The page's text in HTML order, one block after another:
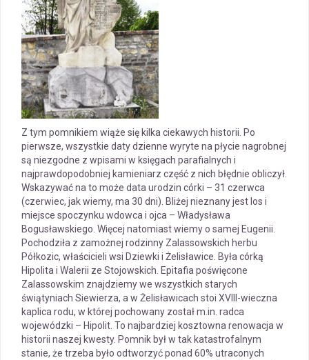
Z tym pomnikiem wiąże się kilka ciekawych historii. Po
pierwsze, wszystkie daty dzienne wyryte na płycie nagrobnej
są niezgodne z wpisami w księgach parafialnych i
najprawdopodobniej kamieniarz część z nich błędnie obliczył.
Wskazywać na to może data urodzin córki – 31 czerwca
(czerwiec, jak wiemy, ma 30 dni). Bliżej nieznany jest los i
miejsce spoczynku wdowca i ojca – Władysława
Bogusławskiego. Więcej natomiast wiemy o samej Eugenii.
Pochodziła z zamożnej rodzinny Zalassowskich herbu
Półkozic, właścicieli wsi Dziewki i Żelisławice. Była córką
Hipolita i Walerii ze Stojowskich. Epitafia poświęcone
Zalassowskim znajdziemy we wszystkich starych
świątyniach Siewierza, a w Żelisławicach stoi XVIII-wieczna
kaplica rodu, w której pochowany został m.in. radca
wojewódzki – Hipolit. To najbardziej kosztowna renowacja w
historii naszej kwesty. Pomnik był w tak katastrofalnym
stanie, że trzeba było odtworzyć ponad 60% utraconych